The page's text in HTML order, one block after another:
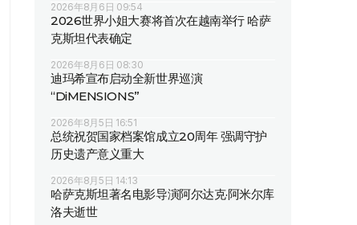
2026年8月6日 09:54
2026世界小姐大赛将首次在越南举行 哈萨
克斯坦代表确定
2026年8月6日 08:30
迪玛希宣布启动全新世界巡演
“DiMENSIONS”
2026年8月5日 16:51
总统祝贺国家档案馆成立20周年 强调守护
历史遗产意义重大
2026年8月5日 14:13
哈萨克斯坦著名电影导演阿尔达克·阿米尔库
洛夫逝世